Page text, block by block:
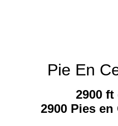
Pie En
2900 ft
2900 Pies